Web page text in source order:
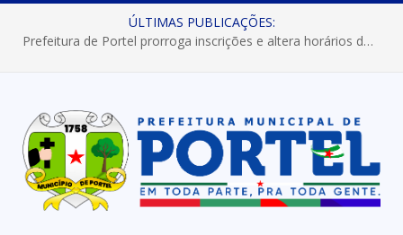
ÚLTIMAS PUBLICAÇÕES:
Prefeitura de Portel prorroga inscrições e altera horários dos concursos “Musa” e “Miss Mix Verão 2026”